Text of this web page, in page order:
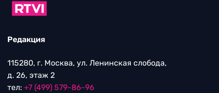
Редакция
115280, г. Москва, ул. Ленинская слобода,
д. 26, этаж 2
тел: +7 (499) 579-86-96